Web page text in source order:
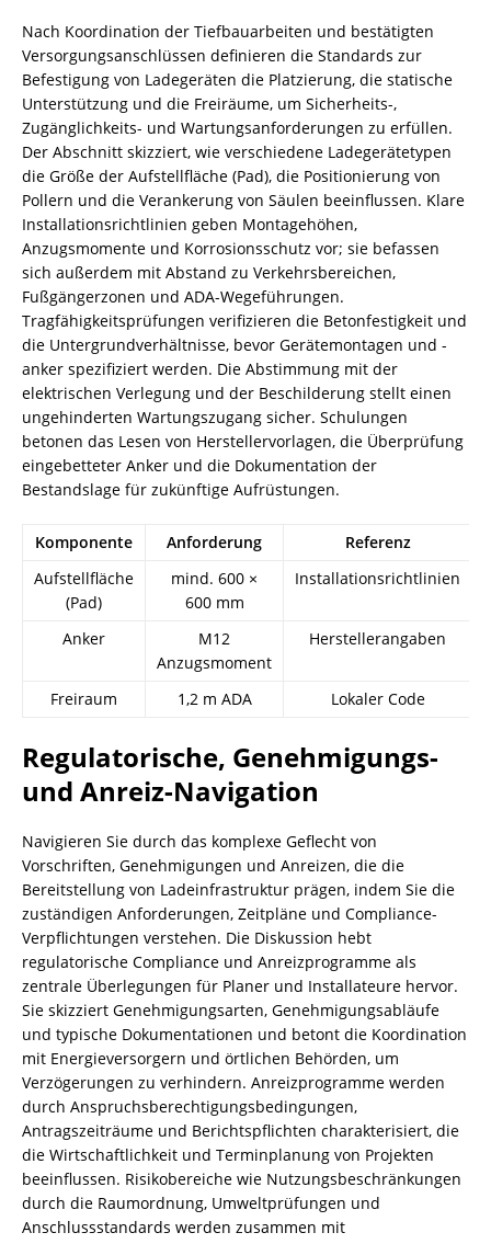
Nach Koordination der Tiefbauarbeiten und bestätigten
Versorgungsanschlüssen definieren die Standards zur
Befestigung von Ladegeräten die Platzierung, die statische
Unterstützung und die Freiräume, um Sicherheits-,
Zugänglichkeits- und Wartungsanforderungen zu erfüllen.
Der Abschnitt skizziert, wie verschiedene Ladegerätetypen
die Größe der Aufstellfläche (Pad), die Positionierung von
Pollern und die Verankerung von Säulen beeinflussen. Klare
Installationsrichtlinien geben Montagehöhen,
Anzugsmomente und Korrosionsschutz vor; sie befassen
sich außerdem mit Abstand zu Verkehrsbereichen,
Fußgängerzonen und ADA-Wegeführungen.
Tragfähigkeitsprüfungen verifizieren die Betonfestigkeit und
die Untergrundverhältnisse, bevor Gerätemontagen und -
anker spezifiziert werden. Die Abstimmung mit der
elektrischen Verlegung und der Beschilderung stellt einen
ungehinderten Wartungszugang sicher. Schulungen
betonen das Lesen von Herstellervorlagen, die Überprüfung
eingebetteter Anker und die Dokumentation der
Bestandslage für zukünftige Aufrüstungen.
Komponente Anforderung
Referenz
Aufstellfläche
(Pad)
mind. 600 ×
600 mm
Installationsrichtlinien
Anker
M12
Anzugsmoment
Herstellerangaben
Freiraum 1,2 m ADA Lokaler Code
Regulatorische, Genehmigungs-
und Anreiz-Navigation
Navigieren Sie durch das komplexe Geflecht von
Vorschriften, Genehmigungen und Anreizen, die die
Bereitstellung von Ladeinfrastruktur prägen, indem Sie die
zuständigen Anforderungen, Zeitpläne und Compliance-
Verpflichtungen verstehen. Die Diskussion hebt
regulatorische Compliance und Anreizprogramme als
zentrale Überlegungen für Planer und Installateure hervor.
Sie skizziert Genehmigungsarten, Genehmigungsabläufe
und typische Dokumentationen und betont die Koordination
mit Energieversorgern und örtlichen Behörden, um
Verzögerungen zu verhindern. Anreizprogramme werden
durch Anspruchsberechtigungsbedingungen,
Antragszeiträume und Berichtspflichten charakterisiert, die
die Wirtschaftlichkeit und Terminplanung von Projekten
beeinflussen. Risikobereiche wie Nutzungsbeschränkungen
durch die Raumordnung, Umweltprüfungen und
Anschlussstandards werden zusammen mit